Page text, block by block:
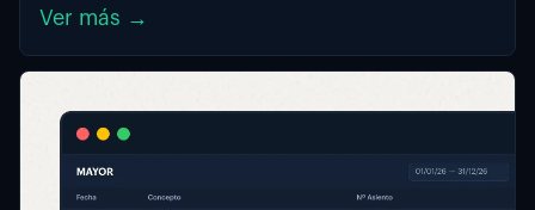
Ver más →